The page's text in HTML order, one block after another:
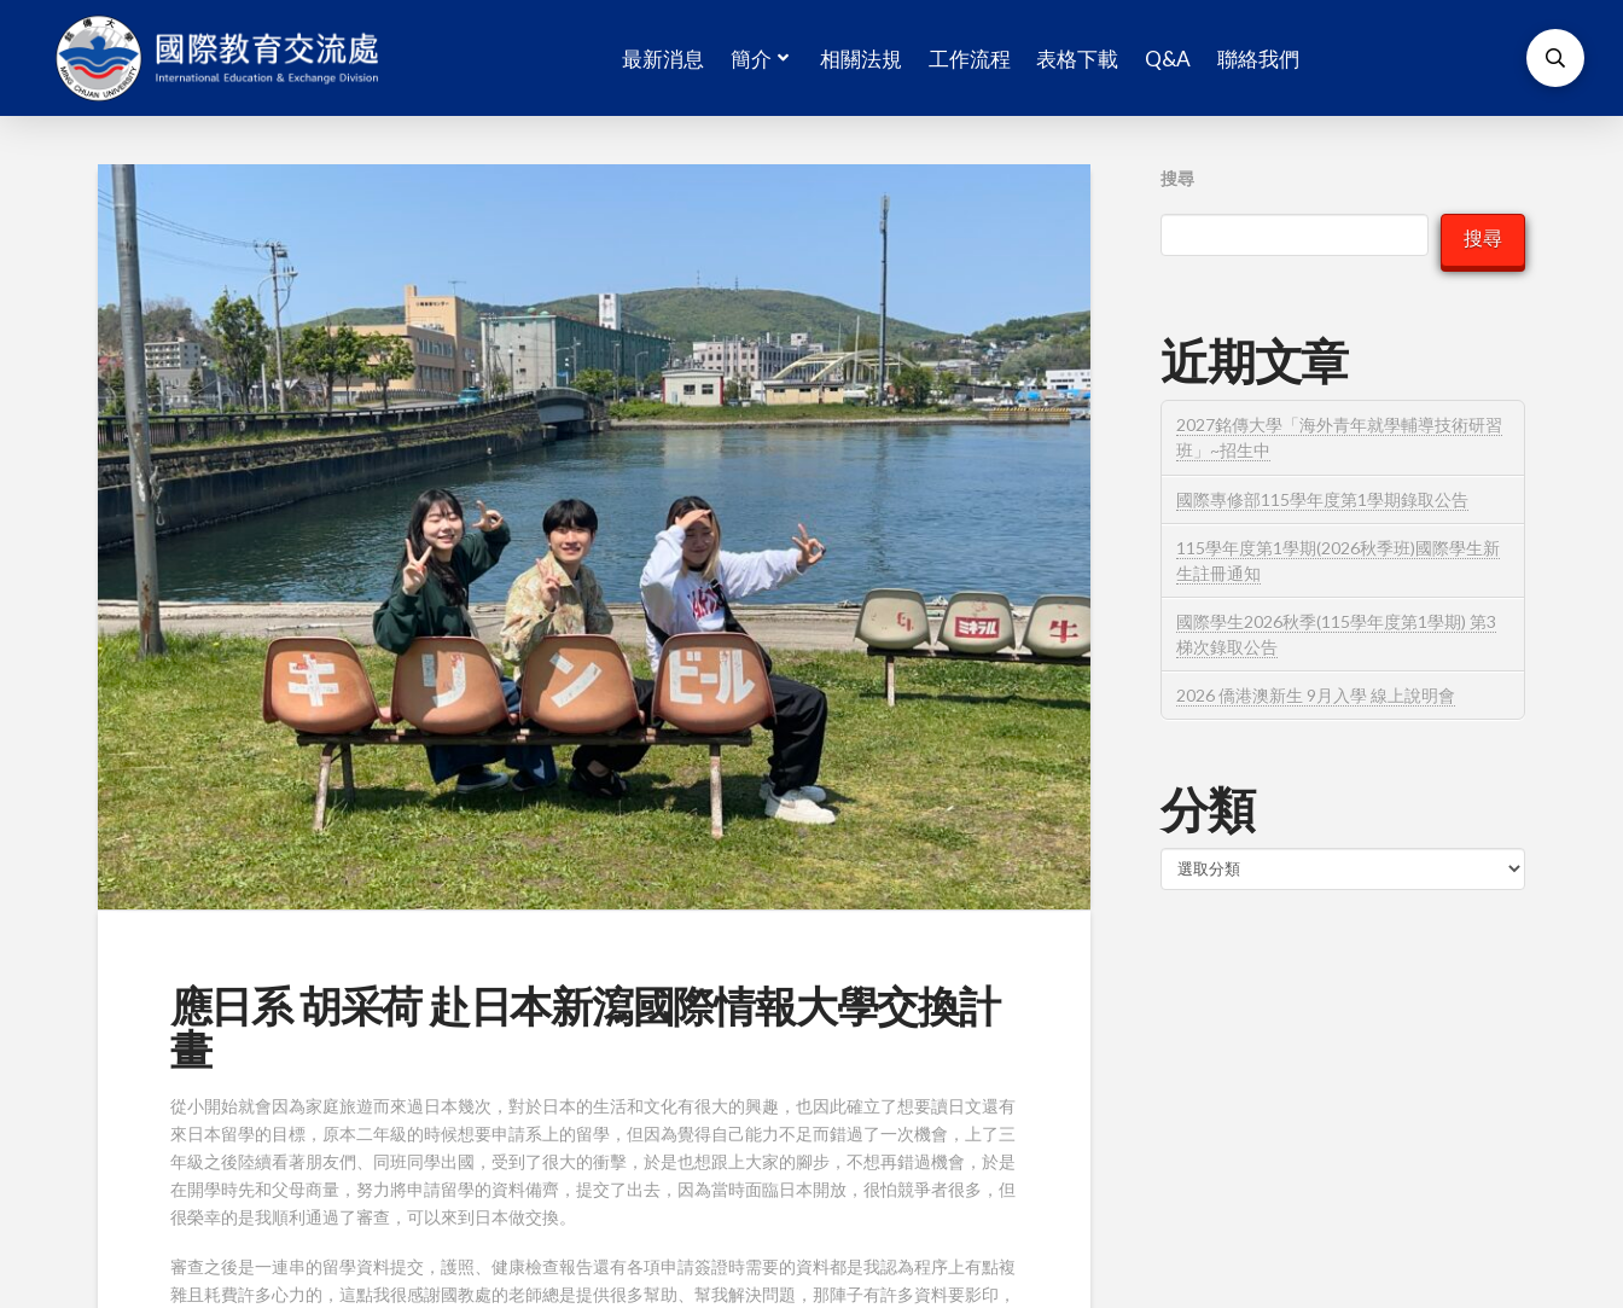
最新消息 簡介 相關法規 工作流程 表格下載 Q&A 聯絡我們
應日系 胡采荷 赴日本新瀉國際情報大學交換計
畫
從小開始就會因為家庭旅遊而來過日本幾次，對於日本的生活和文化有很大的興趣，也因此確立了想要讀日文還有
來日本留學的目標，原本二年級的時候想要申請系上的留學，但因為覺得自己能力不足而錯過了一次機會，上了三
年級之後陸續看著朋友們、同班同學出國，受到了很大的衝擊，於是也想跟上大家的腳步，不想再錯過機會，於是
在開學時先和父母商量，努力將申請留學的資料備齊，提交了出去，因為當時面臨日本開放，很怕競爭者很多，但
很榮幸的是我順利通過了審查，可以來到日本做交換。
審查之後是一連串的留學資料提交，護照、健康檢查報告還有各項申請簽證時需要的資料都是我認為程序上有點複
雜且耗費許多心力的，這點我很感謝國教處的老師總是提供很多幫助、幫我解決問題，那陣子有許多資料要影印，
搜尋
搜尋
近期文章
2027銘傳大學「海外青年就學輔導技術研習
班」~招生中
國際專修部115學年度第1學期錄取公告
115學年度第1學期(2026秋季班)國際學生新
生註冊通知
國際學生2026秋季(115學年度第1學期) 第3
梯次錄取公告
2026 僑港澳新生 9月入學 線上說明會
分類
類